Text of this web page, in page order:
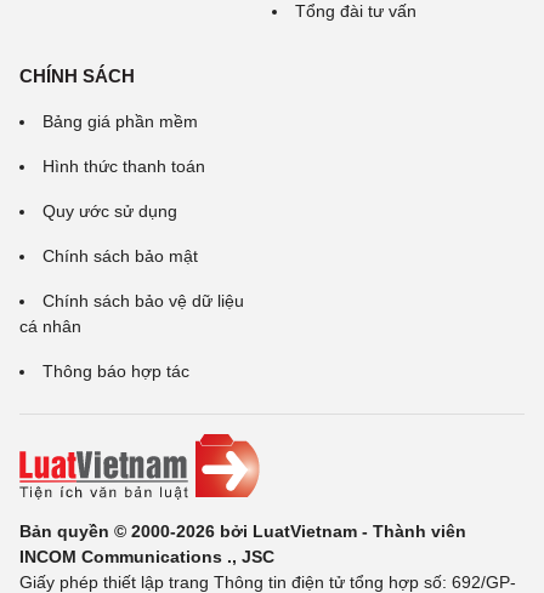
Tổng đài tư vấn
CHÍNH SÁCH
Bảng giá phần mềm
Hình thức thanh toán
Quy ước sử dụng
Chính sách bảo mật
Chính sách bảo vệ dữ liệu
cá nhân
Thông báo hợp tác
Bản quyền © 2000-2026 bởi LuatVietnam - Thành viên
INCOM Communications ., JSC
Giấy phép thiết lập trang Thông tin điện tử tổng hợp số: 692/GP-